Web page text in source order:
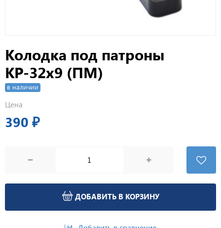
Колодка под патроны
КР-32х9 (ПМ)
в наличии
Цена
390 ₽
ДОБАВИТЬ В КОРЗИНУ